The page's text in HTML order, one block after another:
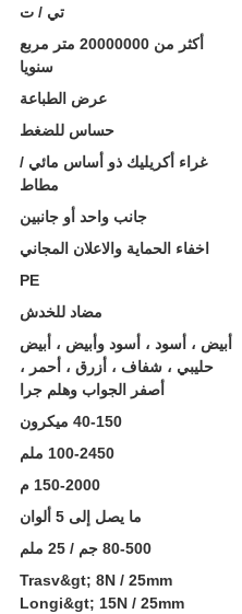
تي / ت
أكثر من 20000000 متر مربع
سنويا
عرض الطباعة
حساس للضغط
غراء أكريليك ذو أساس مائي /
مطاط
جانب واحد أو جانبين
اخفاء الحماية والاعلان المجاني
PE
مضاد للخدش
أبيض ، أسود ، أسود وأبيض ، أبيض
حليبي ، شفاف ، أزرق ، أحمر ،
أصفر الجواب وهلم جرا
40-150 ميكرون
100-2450 ملم
150-2000 م
ما يصل إلى 5 ألوان
80-500 جم / 25 ملم
Trasv&gt; 8N / 25mm
Longi&gt; 15N / 25mm